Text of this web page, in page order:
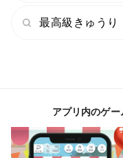
最高級きゅうり
アプリ内のゲー